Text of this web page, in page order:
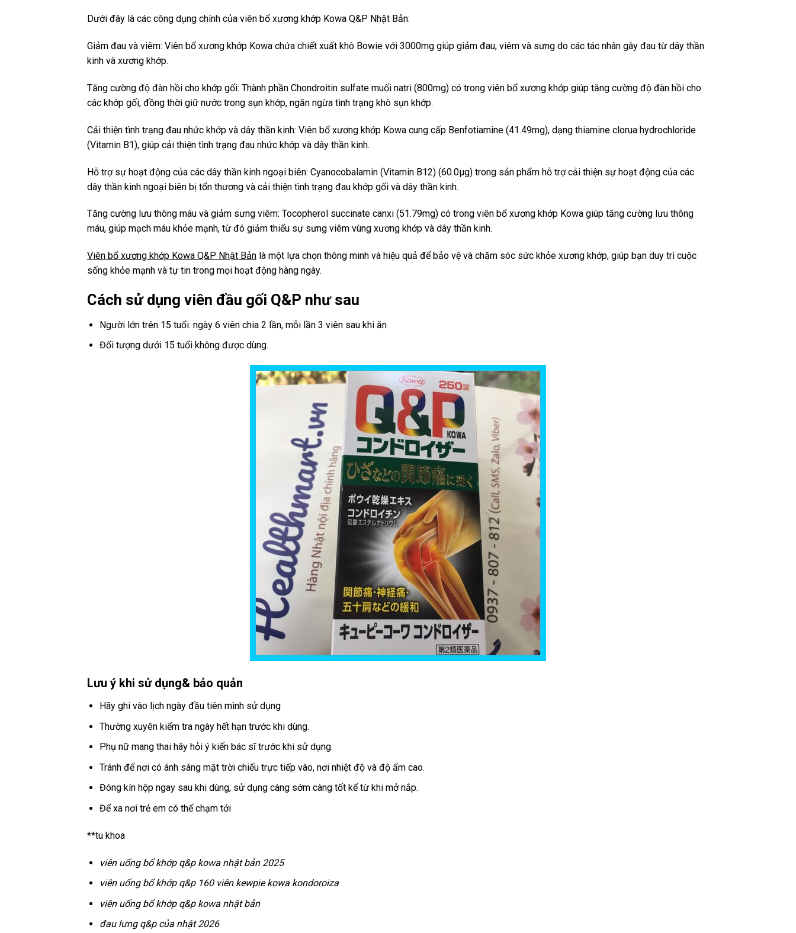
Dưới đây là các công dụng chính của viên bổ xương khớp Kowa Q&P Nhật Bản:
Giảm đau và viêm: Viên bổ xương khớp Kowa chứa chiết xuất khô Bowie với 3000mg giúp giảm đau, viêm và sưng do các tác nhân gây đau từ dây thần
kinh và xương khớp.
Tăng cường độ đàn hồi cho khớp gối: Thành phần Chondroitin sulfate muối natri (800mg) có trong viên bổ xương khớp giúp tăng cường độ đàn hồi cho
các khớp gối, đồng thời giữ nước trong sụn khớp, ngăn ngừa tình trạng khô sụn khớp.
Cải thiện tình trạng đau nhức khớp và dây thần kinh: Viên bổ xương khớp Kowa cung cấp Benfotiamine (41.49mg), dạng thiamine clorua hydrochloride
(Vitamin B1), giúp cải thiện tình trạng đau nhức khớp và dây thần kinh.
Hỗ trợ sự hoạt động của các dây thần kinh ngoại biên: Cyanocobalamin (Vitamin B12) (60.0μg) trong sản phẩm hỗ trợ cải thiện sự hoạt động của các
dây thần kinh ngoại biên bị tổn thương và cải thiện tình trạng đau khớp gối và dây thần kinh.
Tăng cường lưu thông máu và giảm sưng viêm: Tocopherol succinate canxi (51.79mg) có trong viên bổ xương khớp Kowa giúp tăng cường lưu thông
máu, giúp mạch máu khỏe mạnh, từ đó giảm thiểu sự sưng viêm vùng xương khớp và dây thần kinh.
Viên bổ xương khớp Kowa Q&P Nhật Bản là một lựa chọn thông minh và hiệu quả để bảo vệ và chăm sóc sức khỏe xương khớp, giúp bạn duy trì cuộc
sống khỏe mạnh và tự tin trong mọi hoạt động hàng ngày.
Cách sử dụng viên đầu gối Q&P như sau
Người lớn trên 15 tuổi: ngày 6 viên chia 2 lần, mỗi lần 3 viên sau khi ăn
Đối tượng dưới 15 tuổi không được dùng.
Lưu ý khi sử dụng& bảo quản
Hãy ghi vào lịch ngày đầu tiên mình sử dụng
Thường xuyên kiểm tra ngày hết hạn trước khi dùng.
Phụ nữ mang thai hãy hỏi ý kiến bác sĩ trước khi sử dụng.
Tránh để nơi có ánh sáng mặt trời chiếu trực tiếp vào, nơi nhiệt độ và độ ẩm cao.
Đóng kín hộp ngay sau khi dùng, sử dụng càng sớm càng tốt kể từ khi mở nắp.
Để xa nơi trẻ em có thể chạm tới
**tu khoa
viên uống bổ khớp q&p kowa nhật bản 2025
viên uống bổ khớp q&p 160 viên kewpie kowa kondoroiza
viên uống bổ khớp q&p kowa nhật bản
đau lưng q&p của nhật 2026